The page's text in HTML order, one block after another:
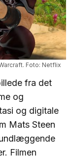
Foto: Netflix
fra det
og
og digitale
Mats Steen
Filmen